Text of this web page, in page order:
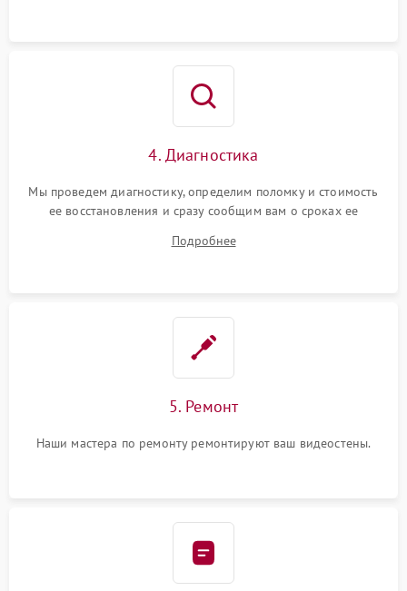
4. Диагностика
Мы проведем диагностику, определим поломку и стоимость
ее восстановления и сразу сообщим вам о сроках ее
Подробнее
5. Ремонт
Наши мастера по ремонту ремонтируют ваш видеостены.